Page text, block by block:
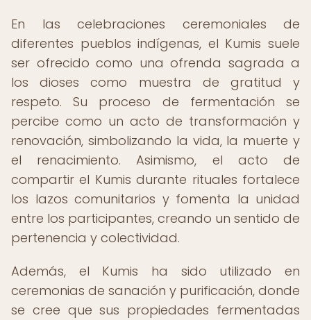
En las celebraciones ceremoniales de
diferentes pueblos indígenas, el Kumis suele
ser ofrecido como una ofrenda sagrada a
los dioses como muestra de gratitud y
respeto. Su proceso de fermentación se
percibe como un acto de transformación y
renovación, simbolizando la vida, la muerte y
el renacimiento. Asimismo, el acto de
compartir el Kumis durante rituales fortalece
los lazos comunitarios y fomenta la unidad
entre los participantes, creando un sentido de
pertenencia y colectividad.
Además, el Kumis ha sido utilizado en
ceremonias de sanación y purificación, donde
se cree que sus propiedades fermentadas